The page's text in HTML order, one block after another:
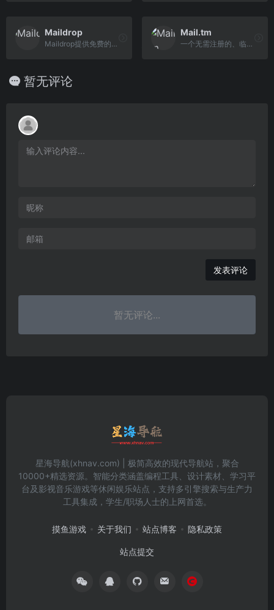
Maildrop
Maildrop提供免费的一次性电子邮件地址，用于网络表单、应用程序注册或任何其他地方
Mail.tm
一个无需注册的、临时的、完全匿名的电子邮件地址
暂无评论
发表评论
暂无评论...
星海导航(xhnav.com) | 极简高效的现代导航站，聚合
10000+精选资源。智能分类涵盖编程工具、设计素材、学习平
台及影视音乐游戏等休闲娱乐站点，支持多引擎搜索与生产力
工具集成，学生/职场人士的上网首选。
摸鱼游戏 关于我们 站点博客 隐私政策
站点提交